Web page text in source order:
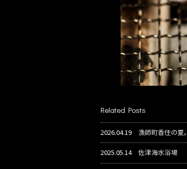
Related Posts
2026.04.19 漁師町香住の夏。
2025.05.14 佐津海水浴場